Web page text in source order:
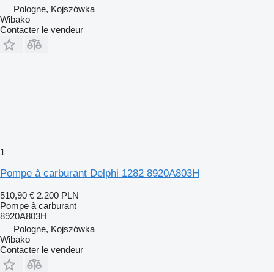
Pologne, Kojszówka
Wibako
Contacter le vendeur
1
Pompe à carburant Delphi 1282 8920A803H
510,90 € 2.200 PLN
Pompe à carburant
8920A803H
Pologne, Kojszówka
Wibako
Contacter le vendeur